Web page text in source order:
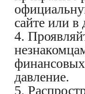
сайте или в
4.
давление.
5.